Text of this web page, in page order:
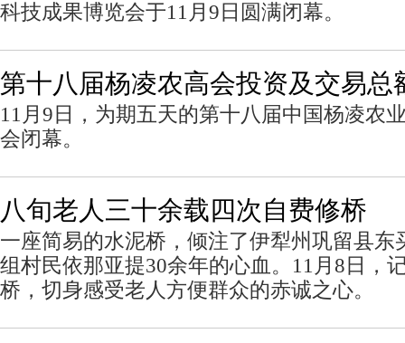
科技成果博览会于11月9日圆满闭幕。
第十八届杨凌农高会投资及交易总
11月9日，为期五天的第十八届中国杨凌农
会闭幕。
八旬老人三十余载四次自费修桥
一座简易的水泥桥，倾注了伊犁州巩留县东
组村民依那亚提30余年的心血。11月8日，
桥，切身感受老人方便群众的赤诚之心。